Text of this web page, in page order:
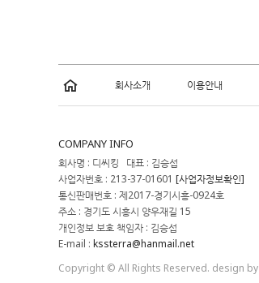
회사소개 이용안내
COMPANY INFO
회사명 : 디씨킹 대표 : 김승섭
사업자번호 : 213-37-01601 [사업자정보확인]
통신판매번호 : 제2017-경기시흥-0924호
주소 : 경기도 시흥시 양우재길 15
개인정보 보호 책임자 : 김승섭
E-mail : kssterra@hanmail.net
Copyright © All Rights Reserved. design